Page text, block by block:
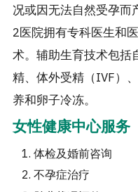
况或因无法自然受孕
2医院拥有专科医生和
术。辅助生育技术包括
精、体外受精（IVF）
养和卵子冷冻。
女性健康中心服务
体检及婚前咨询
不孕症治疗